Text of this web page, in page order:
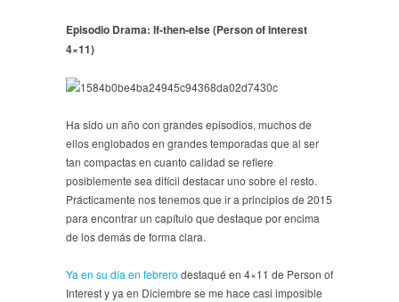
Episodio Drama: If-then-else (Person of Interest
4×11)
Ha sido un año con grandes episodios, muchos de
ellos englobados en grandes temporadas que al ser
tan compactas en cuanto calidad se refiere
posiblemente sea difícil destacar uno sobre el resto.
Prácticamente nos tenemos que ir a principios de 2015
para encontrar un capítulo que destaque por encima
de los demás de forma clara.
Ya en su día en febrero destaqué en 4×11 de Person of
Interest y ya en Diciembre se me hace casi imposible